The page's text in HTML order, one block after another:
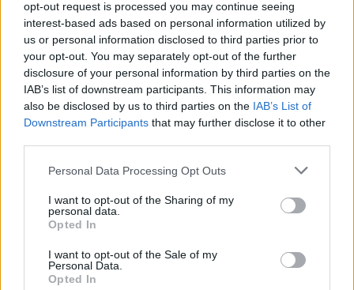
opt-out request is processed you may continue seeing
interest-based ads based on personal information utilized by
us or personal information disclosed to third parties prior to
your opt-out. You may separately opt-out of the further
disclosure of your personal information by third parties on the
IAB’s list of downstream participants. This information may
also be disclosed by us to third parties on the IAB’s List of
Downstream Participants that may further disclose it to other
Personal Data Processing Opt Outs
I want to opt-out of the Sharing of my
personal data.
Opted In
I want to opt-out of the Sale of my
Personal Data.
Opted In